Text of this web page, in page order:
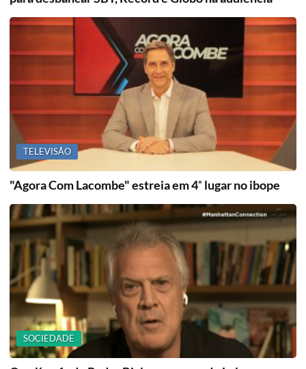
TELEVISÃO
"Agora Com Lacombe" estreia em 4˚ lugar no ibope
SOCIEDADE